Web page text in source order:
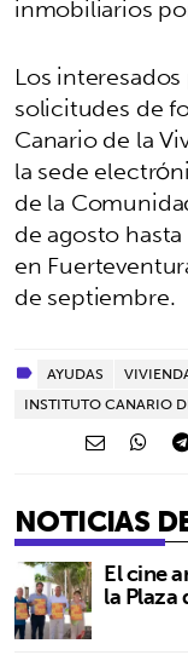
Los
solicitudes de
Canario de la
la sede
de la
de agosto
en
de septiembre.
AYUDAS
INSTITUTO CANARIO
NOTICIAS
El cine
la